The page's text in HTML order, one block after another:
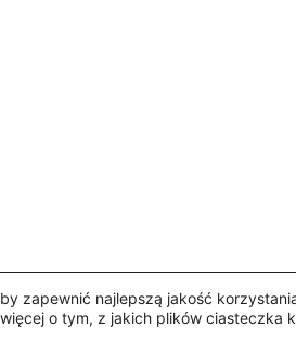
zapewnić najlepszą jakość
o tym, z jakich plików ciasteczka